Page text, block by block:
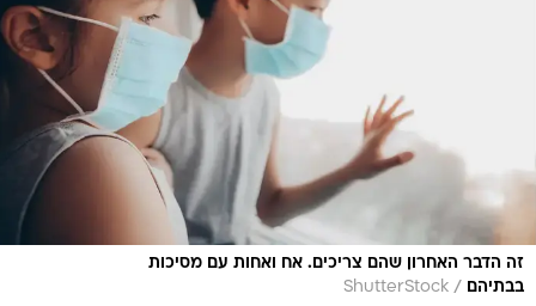
זה הדבר האחרון שהם צריכים. אח ואחות עם מסיכות
בבתיהם
/
ShutterStock